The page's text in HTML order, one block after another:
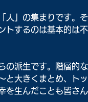
人」の集まりです。
トするのは基本的は
の派生です。階層的
と大きくまとめ、ト
を生んだことも皆さ